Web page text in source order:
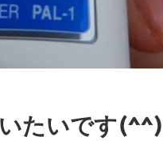
たいです(^^)